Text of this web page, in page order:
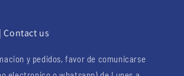
Contact us
y pedidos, favor de comunicarse